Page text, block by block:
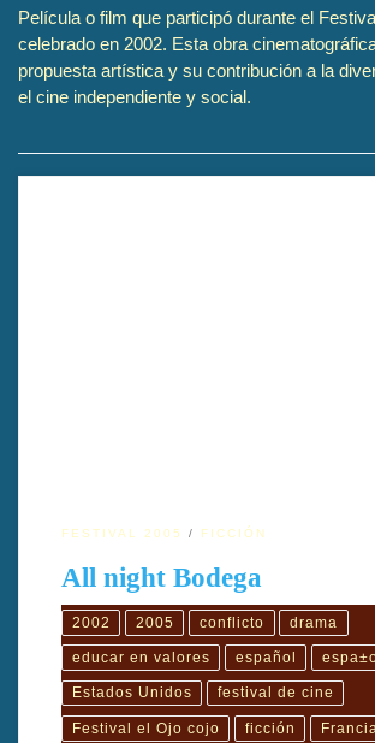
Película o film que participó durante el
celebrado en 2002. Esta obra
propuesta artística y su contribución a la
el cine independiente y social.
FESTIVAL 2005 FICCIÓN
All night Bodega
2002 2005 conflicto drama
educar en valores español
Estados Unidos festival de cine
Festival el Ojo cojo ficción Francia